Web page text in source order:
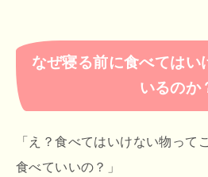
なぜ寝る前に食べてはい
いるのか
「え？食べてはいけない物って
食べていいの？」